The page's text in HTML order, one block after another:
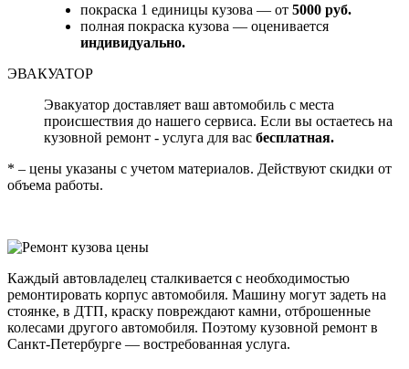
покраска 1 единицы кузова — от 5000 руб.
полная покраска кузова — оценивается
индивидуально.
ЭВАКУАТОР
Эвакуатор доставляет ваш автомобиль с места
происшествия до нашего сервиса. Если вы остаетесь на
кузовной ремонт - услуга для вас бесплатная.
* – цены указаны с учетом материалов. Действуют скидки от
объема работы.
Каждый автовладелец сталкивается с необходимостью
ремонтировать корпус автомобиля. Машину могут задеть на
стоянке, в ДТП, краску повреждают камни, отброшенные
колесами другого автомобиля. Поэтому кузовной ремонт в
Санкт-Петербурге — востребованная услуга.